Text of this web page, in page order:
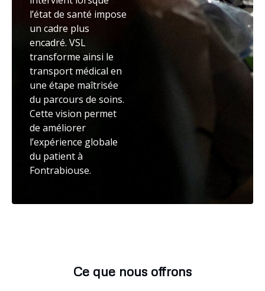
l’état de santé impose
un cadre plus
encadré. VSL
transforme ainsi le
transport médical en
une étape maîtrisée
du parcours de soins.
Cette vision permet
de améliorer
l’expérience globale
du patient à
Fontrabiouse.
Ce que nous offrons